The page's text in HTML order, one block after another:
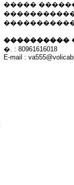
�����
����������
�. : 80961616018
E-mail :